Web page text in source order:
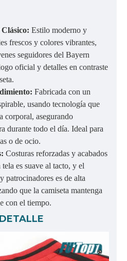
Estilo moderno y
frescos y colores vibrantes,
seguidores del Bayern
oficial y detalles en contraste
Fabricada con un
usando tecnología que
corporal, asegurando
durante todo el día. Ideal para
o de ocio.
Costuras reforzadas y acabados
es suave al tacto, y el
patrocinadores es de alta
que la camiseta mantenga
con el tiempo.